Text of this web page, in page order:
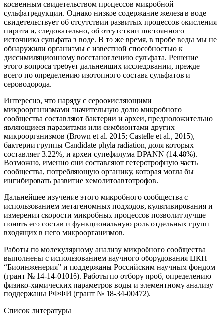
косвенным свидетельством процессов микробной
сульфатредукции. Однако низкое содержание железа в воде
свидетельствует об отсутствии развитых процессов окисления
пирита и, следовательно, об отсутствии постоянного
источника сульфата в воде. В то же время, в пробе воды мы не
обнаружили организмы с известной способностью к
диссимиляционному восстановлению сульфата. Решение
этого вопроса требует дальнейших исследований, прежде
всего по определению изотопного состава сульфатов и
сероводорода.
Интересно, что наряду с сероокисляющими
микроорганизмами значительную долю микробного
сообщества составляют бактерии и археи, предположительно
являющиеся паразитами или симбионтами других
микроорганизмов (Brown et al. 2015; Castelle et al., 2015), ‒
бактерии группы Candidate phyla radiation, доля которых
составляет 3.22%, и археи супефилума DPANN (14.48%).
Возможно, именно они составляют гетеротрофную часть
сообщества, потребляющую органику, которая могла бы
ингибировать развитие хемолитоавтотрофов.
Дальнейшее изучение этого микробного сообщества с
использованием метагеномных подходов, культивирования и
измерения скорости микробных процессов позволит лучше
понять его состав и функциональную роль отдельных групп
входящих в него микроорганизмов.
Работы по молекулярному анализу микробного сообщества
выполнены с использованием научного оборудования ЦКП
“Биоинженерия” и поддержаны Российским научным фондом
(грант № 14-14-01016). Работы по отбору проб, определению
физико-химических параметров воды и элементному анализу
поддержаны РФФИ (грант № 18-34-00472).
Список литературы